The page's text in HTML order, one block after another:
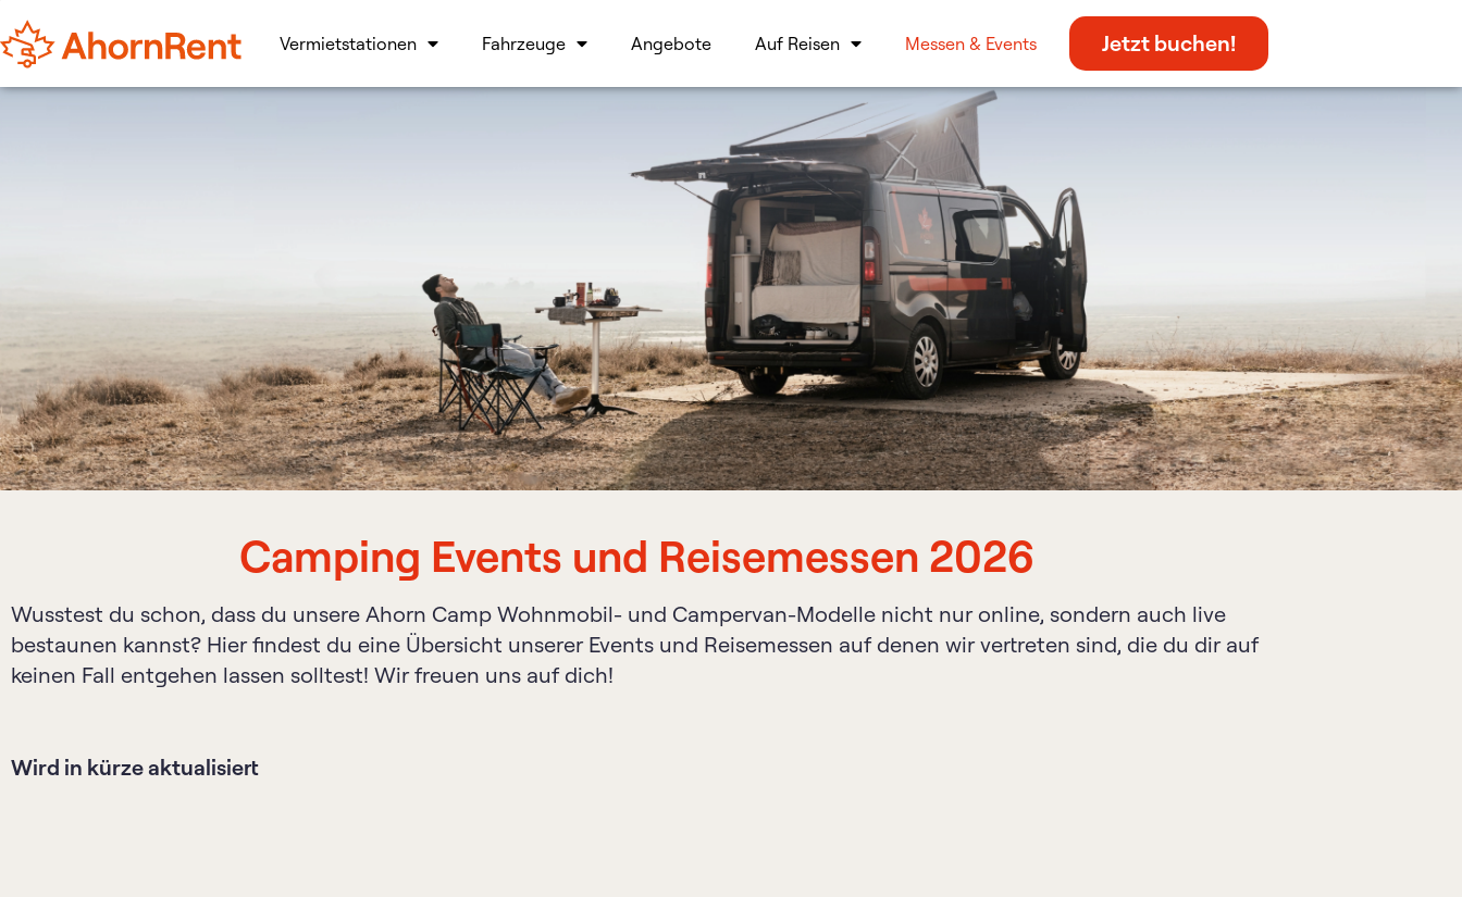
Vermietstationen Fahrzeuge Angebote Auf Reisen Messen & Events Jetzt buchen!
Camping Events und Reisemessen 2026
Wusstest du schon, dass du unsere Ahorn Camp Wohnmobil- und Campervan-Modelle nicht nur online, sondern auch live
bestaunen kannst? Hier findest du eine Übersicht unserer Events und Reisemessen auf denen wir vertreten sind, die du dir auf
keinen Fall entgehen lassen solltest! Wir freuen uns auf dich!
Wird in kürze aktualisiert